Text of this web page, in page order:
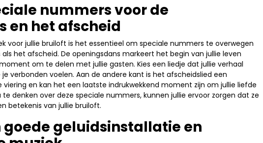
nummers voor de
en het afscheid
voor jullie bruiloft is het essentieel om speciale nummers te overwegen
het afscheid. De openingsdans markeert het begin van jullie leven
om te delen met jullie gasten. Kies een liedje dat jullie verhaal
verbonden voelen. Aan de andere kant is het afscheidslied een
en kan het een laatste indrukwekkend moment zijn om jullie liefde
te denken over deze speciale nummers, kunnen jullie ervoor zorgen dat ze
betekenis van jullie bruiloft.
goede geluidsinstallatie en